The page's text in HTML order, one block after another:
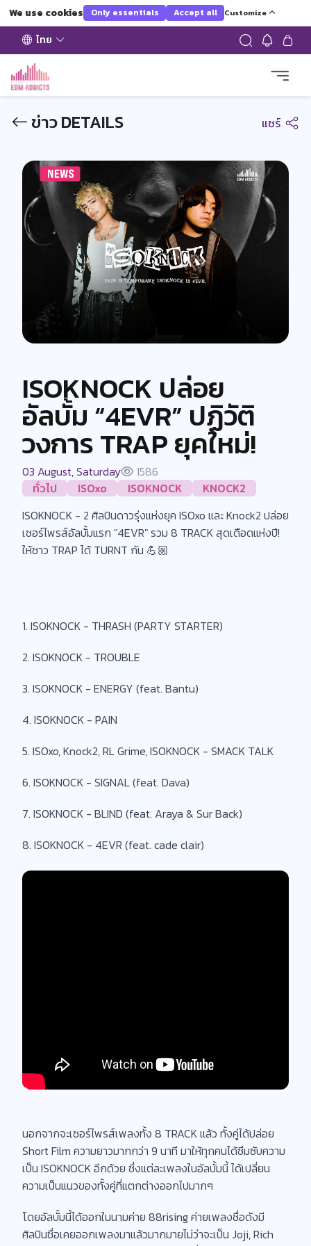
We use cookies Only essentials Accept all Customize
ไทย
ข่าว DETAILS แชร์
ISOKNOCK ปล่อย
อัลบั้ม “4EVR” ปฏิวัติ
วงการ TRAP ยุคใหม่!
03 August, Saturday
1586
ทั่วไป
ISOxo ISOKNOCK
KNOCK2
ISOKNOCK - 2 ศิลปินดาวรุ่งแห่งยุค ISOxo และ Knock2 ปล่อย
เซอร์ไพรส์อัลบั้มแรก "4EVR" รวม 8 TRACK สุดเดือดแห่งปี!
ให้ชาว TRAP ได้ TURNT กัน 💪🏼
1. ISOKNOCK - THRASH (PARTY STARTER)
2. ISOKNOCK - TROUBLE
3. ISOKNOCK - ENERGY (feat. Bantu)
4. ISOKNOCK - PAIN
5. ISOxo, Knock2, RL Grime, ISOKNOCK - SMACK TALK
6. ISOKNOCK - SIGNAL (feat. Dava)
7. ISOKNOCK - BLIND (feat. Araya & Sur Back)
8. ISOKNOCK - 4EVR (feat. cade clair)
นอกจากจะเซอร์ไพรส์เพลงทั้ง 8 TRACK แล้ว ทั้งคู่ได้ปล่อย
Short Film ความยาวมากกว่า 9 นาที มาให้ทุกคนได้ซึมซับความ
เป็น ISOKNOCK อีกด้วย ซึ่งแต่ละเพลงในอัลบั้มนี้ ได้เปลี่ยน
ความเป็นแนวของทั้งคู่ที่แตกต่างออกไปมากๆ
โดยอัลบั้มนี้ได้ออกในนามค่าย 88rising ค่ายเพลงชื่อดังมี
ศิลปินชื่อเคยออกเพลงมาแล้วมากมายไม่ว่าจะเป็น Joji, Rich